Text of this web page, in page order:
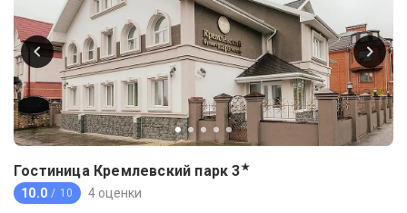
Гостиница Кремлевский парк 3★
10.0 / 10 4 оценки